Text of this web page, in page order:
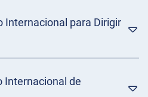
Internacional para Dirigir
Internacional de